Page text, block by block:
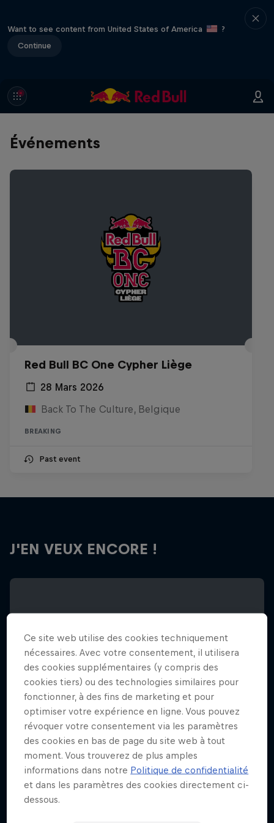
Want to see content from United States of America
?
Continue
Événements
Red Bull BC One Cypher Liège
28 Mars 2026
Back To The Culture, Belgique
BREAKING
Past event
J'EN VEUX ENCORE !
Red Bull BC One Cypher Liège
Ce site web utilise des cookies techniquement
nécessaires. Avec votre consentement, il utilisera
des cookies supplémentaires (y compris des
cookies tiers) ou des technologies similaires pour
fonctionner, à des fins de marketing et pour
optimiser votre expérience en ligne. Vous pouvez
révoquer votre consentement via les paramètres
des cookies en bas de page du site web à tout
moment. Vous trouverez de plus amples
informations dans notre Politique de confidentialité
et dans les paramètres des cookies directement ci-
dessous.